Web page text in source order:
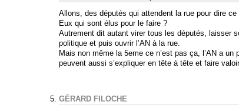
Allons, des députés qui attendent la rue pour dire ce
Eux qui sont élus pour le faire ?
Autrement dit autant virer tous les députés, laisser
politique et puis ouvrir l’AN à la rue.
Mais non même la 5eme ce n’est pas ça, l’AN a
peuvent aussi s’expliquer en tête à tête et faire
GÉRARD FILOCHE